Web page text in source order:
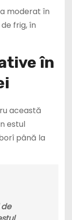
moderat în
frig, în
în
această
estul
până la